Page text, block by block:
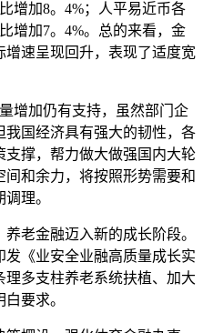
增加8。4%；人平易近币各
增加7。4%。总的来看，金
速呈现回升，表现了适度宽
加仍有支持，虽然部门企
国经济具有强大的韧性，各
撑，帮力做大做强国内大轮
和余力，将按照形势需要和
理。
金融迈入新的成长阶段。
《业安全业融高质量成长实
多支柱养老系统扶植、加大
要求。